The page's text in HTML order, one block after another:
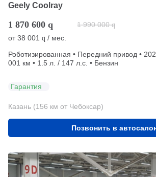
Geely Coolray
1 870 600 q 1 990 000 q
от38 001 q / мес.
Роботизированная • Передний привод •
001 км • 1.5 л. / 147 л.с. • Бензин
Гарантия
Казань (156 км от Чебоксар)
Позвонить в